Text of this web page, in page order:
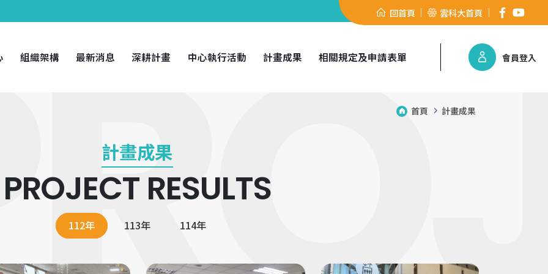
回首頁 雲科大首頁
組織架構 最新消息 深耕計畫 中心執行活動 計畫成果 相關規定及申請表單 會員登入
首頁 計畫成果
計畫成果
PROJECT RESULTS
112年 113年 114年